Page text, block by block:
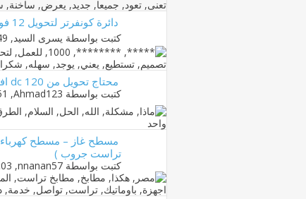
دائرة كونفرتر لتحويل 12 فولت الى 220 فولت سهله جدا
كتبت بواسطة يسرى السيد‏, 18-01-2011 07:49 PM
محتاج تحويل من 120 dc افى 220 ac
كتبت بواسطة Ahmad123
‏, 09-10-2012 05:51 AM
مسطح غاز – مسطح
تراست جروب )
كتبت بواسطة nnanan57
‏, 04-04-2012 06:03 PM